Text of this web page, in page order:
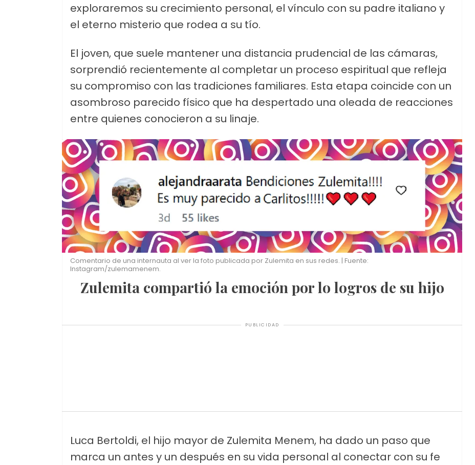
exploraremos su crecimiento personal, el vínculo con su padre italiano y
el eterno misterio que rodea a su tío.
El joven, que suele mantener una distancia prudencial de las cámaras,
sorprendió recientemente al completar un proceso espiritual que refleja
su compromiso con las tradiciones familiares. Esta etapa coincide con un
asombroso parecido físico que ha despertado una oleada de reacciones
entre quienes conocieron a su linaje.
Comentario de una internauta al ver la foto publicada por Zulemita en sus redes. | Fuente:
Instagram/zulemamenem.
Zulemita compartió la emoción por lo logros de su hijo
PUBLICIDAD
Luca Bertoldi, el hijo mayor de Zulemita Menem, ha dado un paso que
marca un antes y un después en su vida personal al conectar con su fe